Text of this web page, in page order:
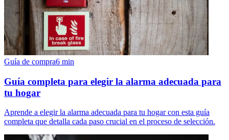
Guía de compra6 min
Guía completa para elegir la alarma adecuada para
tu hogar
Aprende a elegir la alarma adecuada para tu hogar con esta guía
completa que detalla cada paso crucial en el proceso de selección.